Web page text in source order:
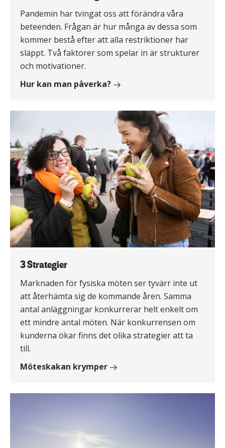
Pandemin har tvingat oss att förändra våra
beteenden. Frågan är hur många av dessa som
kommer bestå efter att alla restriktioner har
släppt. Två faktorer som spelar in är strukturer
och motivationer.
Hur kan man påverka?
3 Strategier
Marknaden för fysiska möten ser tyvärr inte ut
att återhämta sig de kommande åren. Samma
antal anläggningar konkurrerar helt enkelt om
ett mindre antal möten. När konkurrensen om
kunderna ökar finns det olika strategier att ta
till.
Möteskakan krymper